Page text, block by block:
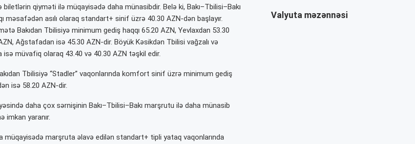
biletlərin qiyməti ilə müqayisədə daha münasibdir. Belə ki, Bakı–Tbilisi–Bakı
məsafədən asılı olaraq standart+ sinif üzrə 40.30 AZN-dən başlayır.
Bakıdan Tbilisiyə minimum gediş haqqı 65.20 AZN, Yevlaxdan 53.30
Ağstafadan isə 45.30 AZN-dir. Böyük Kəsikdən Tbilisi vağzalı və
isə müvafiq olaraq 43.40 və 40.30 AZN təşkil edir.
Tbilisiyə “Stadler” vaqonlarında komfort sinif üzrə minimum gediş
isə 58.20 AZN-dir.
daha çox sərnişinin Bakı–Tbilisi–Bakı marşrutu ilə daha münasib
imkan yaranır.
müqayisədə marşruta əlavə edilən standart+ tipli yataq vaqonlarında
Valyuta məzənnəsi